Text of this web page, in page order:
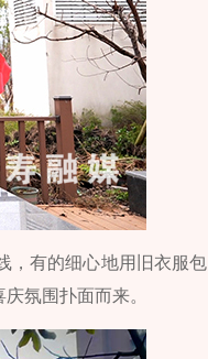
，有的细心地用旧衣服包
氛围扑面而来。